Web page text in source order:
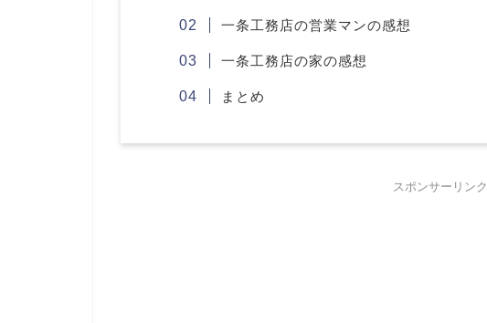
一条工務店の営業マンの感想
一条工務店の家の感想
まとめ
スポンサーリンク